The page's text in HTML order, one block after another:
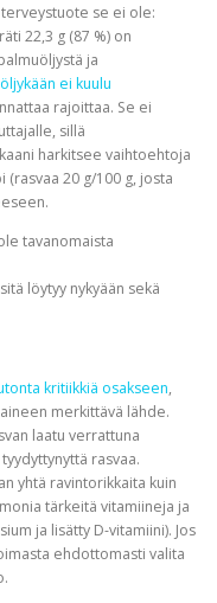
se ei ole:
22,3 g (87 %) on
ja
ei kuulu
rajoittaa. Se ei
sillä
harkitsee vaihtoehtoja
20 g/100 g, josta
löytyy nykyään sekä
kritiikkiä osakseen,
merkittävä lähde.
laatu verrattuna
rasvaa.
yhtä ravintorikkaita kuin
tärkeitä vitamiineja ja
ja lisätty D-vitamiini). Jos
ehdottomasti valita